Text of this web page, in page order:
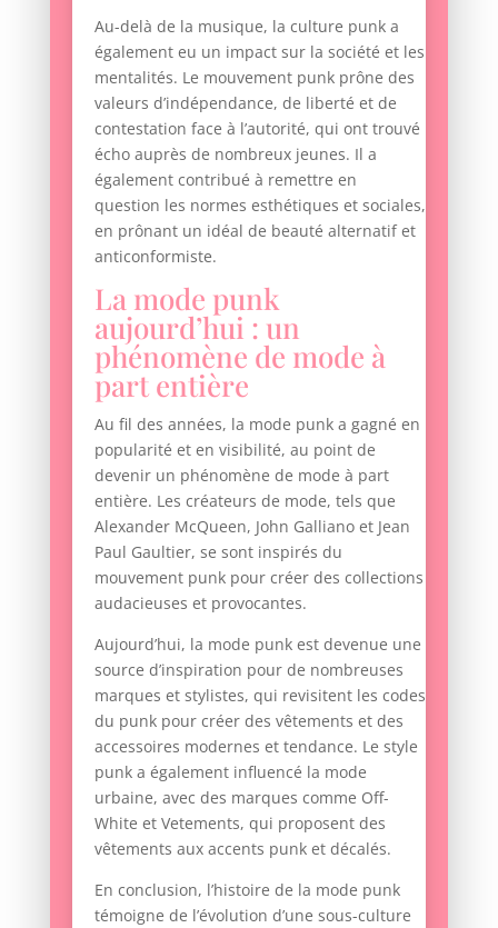
Au-delà de la musique, la culture punk a
également eu un impact sur la société et les
mentalités. Le mouvement punk prône des
valeurs d’indépendance, de liberté et de
contestation face à l’autorité, qui ont trouvé
écho auprès de nombreux jeunes. Il a
également contribué à remettre en
question les normes esthétiques et sociales,
en prônant un idéal de beauté alternatif et
anticonformiste.
La mode punk
aujourd’hui : un
phénomène de mode à
part entière
Au fil des années, la mode punk a gagné en
popularité et en visibilité, au point de
devenir un phénomène de mode à part
entière. Les créateurs de mode, tels que
Alexander McQueen, John Galliano et Jean
Paul Gaultier, se sont inspirés du
mouvement punk pour créer des collections
audacieuses et provocantes.
Aujourd’hui, la mode punk est devenue une
source d’inspiration pour de nombreuses
marques et stylistes, qui revisitent les codes
du punk pour créer des vêtements et des
accessoires modernes et tendance. Le style
punk a également influencé la mode
urbaine, avec des marques comme Off-
White et Vetements, qui proposent des
vêtements aux accents punk et décalés.
En conclusion, l’histoire de la mode punk
témoigne de l’évolution d’une sous-culture